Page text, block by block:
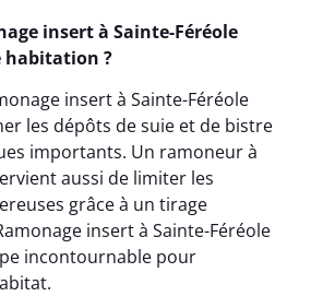
insert à Sainte-Féréole
habitation ?
insert à Sainte-Féréole
les dépôts de suie et de bistre
importants. Un ramoneur à
aussi de limiter les
grâce à un tirage
insert à Sainte-Féréole
incontournable pour